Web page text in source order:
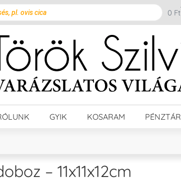
0 Ft
GYIK KOSARAM PÉNZTÁR
– 11x11x12cm